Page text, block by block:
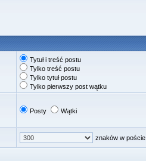
Tytuł i treść postu
Tylko treść postu
Tylko tytuł postu
Tylko pierwszy post wątku
Posty Wątki
znaków w poście